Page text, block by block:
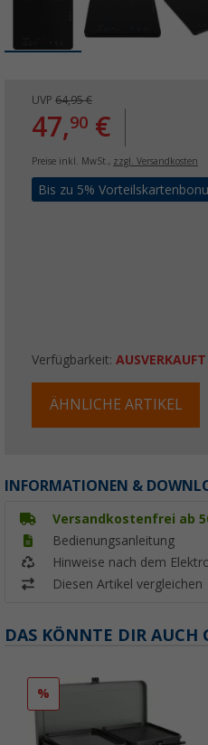
UVP 64,95 €
47,90 €
Preise inkl. MwSt., zzgl. Versandkosten
Bis zu 5%
Verfügbarkeit: AUSVERKAUFT
ÄHNLICHE ARTIKEL
INFORMATIONEN &
Versandkostenfrei ab
Bedienungsanleitung
Hinweise nach dem
Diesen Artikel vergleichen
DAS KÖNNTE DIR AUCH
%